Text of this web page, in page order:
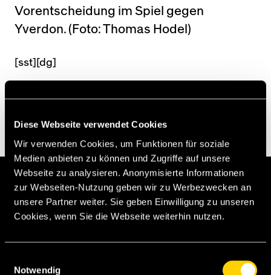
Diese Webseite verwendet Cookies
Wir verwenden Cookies, um Funktionen für soziale
Medien anbieten zu können und Zugriffe auf unsere
Webseite zu analysieren. Anonymisierte Informationen
zur Webseiten-Nutzung geben wir zu Werbezwecken an
unsere Partner weiter. Sie geben Einwilligung zu unseren
Cookies, wenn Sie die Webseite weiterhin nutzen.
Notwendig
Vorentscheidung im Spiel gegen
Yverdon. (Foto: Thomas Hodel)
[sst][dg]
R. Wicky
Racioppi
Janko LustenbergerBenito Hadjam